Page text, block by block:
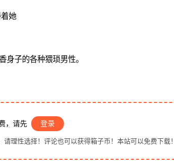
她
身子的各种猥琐男性。
，请先 登录
理性选择！评论也可以获得箱子币！本站可以免费下载！